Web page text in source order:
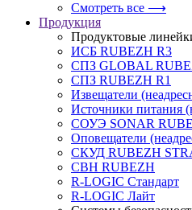
Смотреть все ⟶
Продукция
Продуктовые
ИСБ RUBEZH R3
СПЗ GLOBAL
СПЗ RUBEZH R1
Извещатели
Источники питания
СОУЭ SONAR
Оповещатели
СКУД RUBEZH
СВН RUBEZH
R-LOGIC Стандарт
R-LOGIC Лайт